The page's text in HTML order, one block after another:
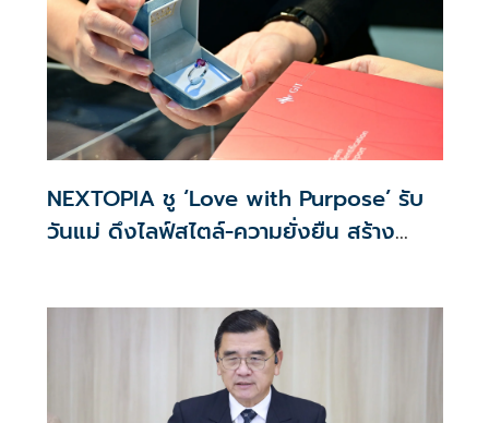
NEXTOPIA ชู ‘Love with Purpose’ รับ
วันแม่ ดึงไลฟ์สไตล์-ความยั่งยืน สร้าง